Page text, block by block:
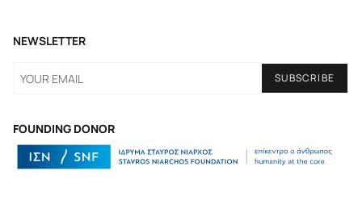
FOUNDING DONOR
NEWSLETTER